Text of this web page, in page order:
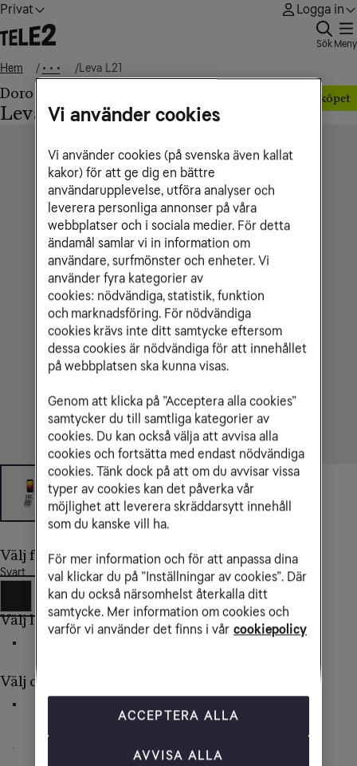
Privat Logga in
Sök Meny
Hem • • • Leva L21
Doro
Leva L21
Mobilen på köpet
Välj färg
Svart
Välj lagringsutrymme
Välj delbetalning av mobilen
Vi använder cookies
Vi använder cookies (på svenska även kallat
kakor) för att ge dig en bättre
användarupplevelse, utföra analyser och
leverera personliga annonser på våra
webbplatser och i sociala medier. För detta
ändamål samlar vi in information om
användare, surfmönster och enheter. Vi
använder fyra kategorier av
cookies: nödvändiga, statistik, funktion
och marknadsföring. För nödvändiga
cookies krävs inte ditt samtycke eftersom
dessa cookies är nödvändiga för att innehållet
på webbplatsen ska kunna visas.
Genom att klicka på ”Acceptera alla cookies”
samtycker du till samtliga kategorier av
cookies. Du kan också välja att avvisa alla
cookies och fortsätta med endast nödvändiga
cookies. Tänk dock på att om du avvisar vissa
typer av cookies kan det påverka vår
möjlighet att leverera skräddarsytt innehåll
som du kanske vill ha.
För mer information och för att anpassa dina
val klickar du på ”Inställningar av cookies”. Där
kan du också närsomhelst återkalla ditt
samtycke. Mer information om cookies och
varför vi använder det finns i vår cookiepolicy
ACCEPTERA ALLA
AVVISA ALLA